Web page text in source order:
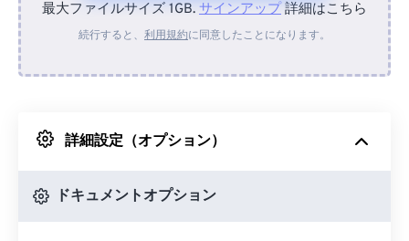
デバイスから
Googleドライブから
最大ファイルサイズ 1GB. サインアップ詳細はこちら
続行すると、 利用規約に同意したことになります。
詳細設定（オプション）
ドキュメントオプション